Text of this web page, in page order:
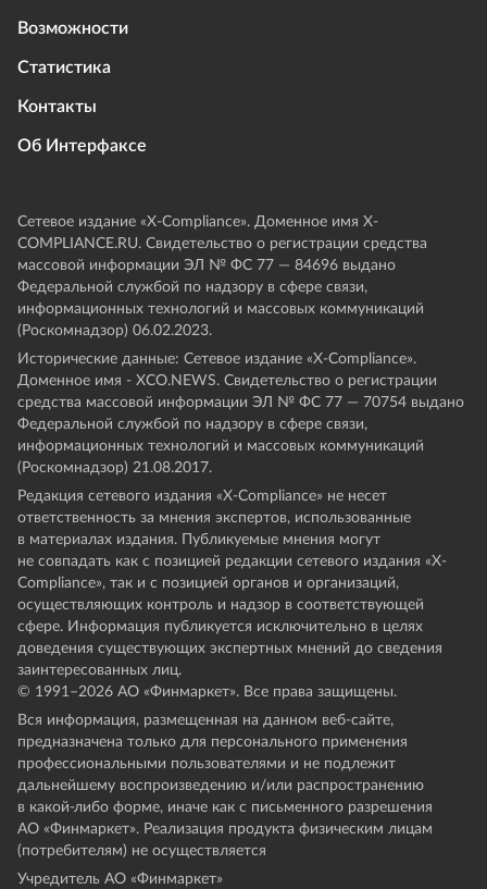
Возможности
Статистика
Контакты
Об Интерфаксе
Сетевое издание «Х-Compliance». Доменное имя X-
COMPLIANCE.RU. Свидетельство о регистрации средства
массовой информации ЭЛ № ФС 77 — 84696 выдано
Федеральной службой по надзору в сфере связи,
информационных технологий и массовых коммуникаций
(Роскомнадзор) 06.02.2023.
Исторические данные: Сетевое издание «Х-Compliance».
Доменное имя - XCO.NEWS. Свидетельство о регистрации
средства массовой информации ЭЛ № ФС 77 — 70754 выдано
Федеральной службой по надзору в сфере связи,
информационных технологий и массовых коммуникаций
(Роскомнадзор) 21.08.2017.
Редакция сетевого издания «X-Compliance» не несет
ответственность за мнения экспертов, использованные
в материалах издания. Публикуемые мнения могут
не совпадать как с позицией редакции сетевого издания «X-
Compliance», так и с позицией органов и организаций,
осуществляющих контроль и надзор в соответствующей
сфере. Информация публикуется исключительно в целях
доведения существующих экспертных мнений до сведения
заинтересованных лиц.
© 1991–2026 АО «Финмаркет». Все права защищены.
Вся информация, размещенная на данном веб-сайте,
предназначена только для персонального применения
профессиональными пользователями и не подлежит
дальнейшему воспроизведению и/или распространению
в какой-либо форме, иначе как с письменного разрешения
АО «Финмаркет». Реализация продукта физическим лицам
(потребителям) не осуществляется
Учредитель АО «Финмаркет»